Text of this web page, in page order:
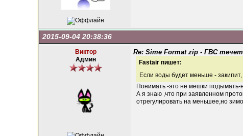
2015-09-04 20:38:36
Виктор
Админ
Re: Sime Format zip - ГВС
Fastair пишет:
Если воды будет меньше -
Понимать -это не мешки подымать-
А я знаю ,что при заявленном
отрегулировать на меньшее,но